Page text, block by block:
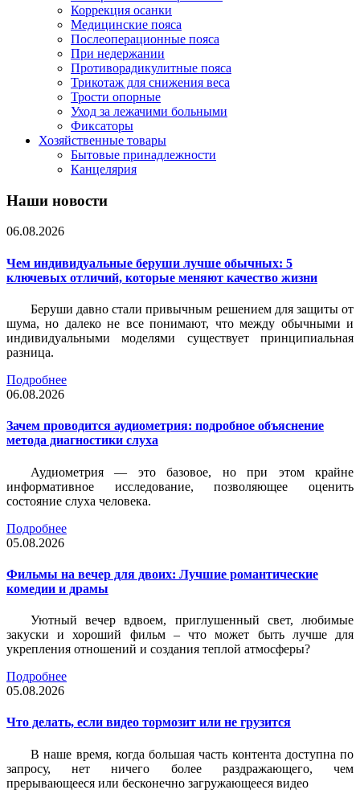
Коррекция осанки
Медицинские пояса
Послеоперационные пояса
При недержании
Противорадикулитные пояса
Трикотаж для снижения веса
Трости опорные
Уход за лежачими больными
Фиксаторы
Хозяйственные товары
Бытовые принадлежности
Канцелярия
Наши новости
06.08.2026
Чем индивидуальные беруши лучше обычных: 5
ключевых отличий, которые меняют качество жизни
Беруши давно стали привычным решением для защиты от
шума, но далеко не все понимают, что между обычными и
индивидуальными моделями существует принципиальная
разница.
Подробнее
06.08.2026
Зачем проводится аудиометрия: подробное объяснение
метода диагностики слуха
Аудиометрия — это базовое, но при этом крайне
информативное исследование, позволяющее оценить
состояние слуха человека.
Подробнее
05.08.2026
Фильмы на вечер для двоих: Лучшие романтические
комедии и драмы
Уютный вечер вдвоем, приглушенный свет, любимые
закуски и хороший фильм – что может быть лучше для
укрепления отношений и создания теплой атмосферы?
Подробнее
05.08.2026
Что делать, если видео тормозит или не грузится
В наше время, когда большая часть контента доступна по
запросу, нет ничего более раздражающего, чем
прерывающееся или бесконечно загружающееся видео